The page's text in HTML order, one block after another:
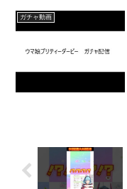
ガチャ動画